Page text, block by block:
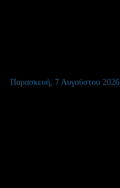
Παρασκευή, 7 Αυγούστου 2026